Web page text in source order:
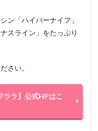
ン「ハイパーナイフ」
スライン」をたっぷり
さい。
ララ】公式HPはこ